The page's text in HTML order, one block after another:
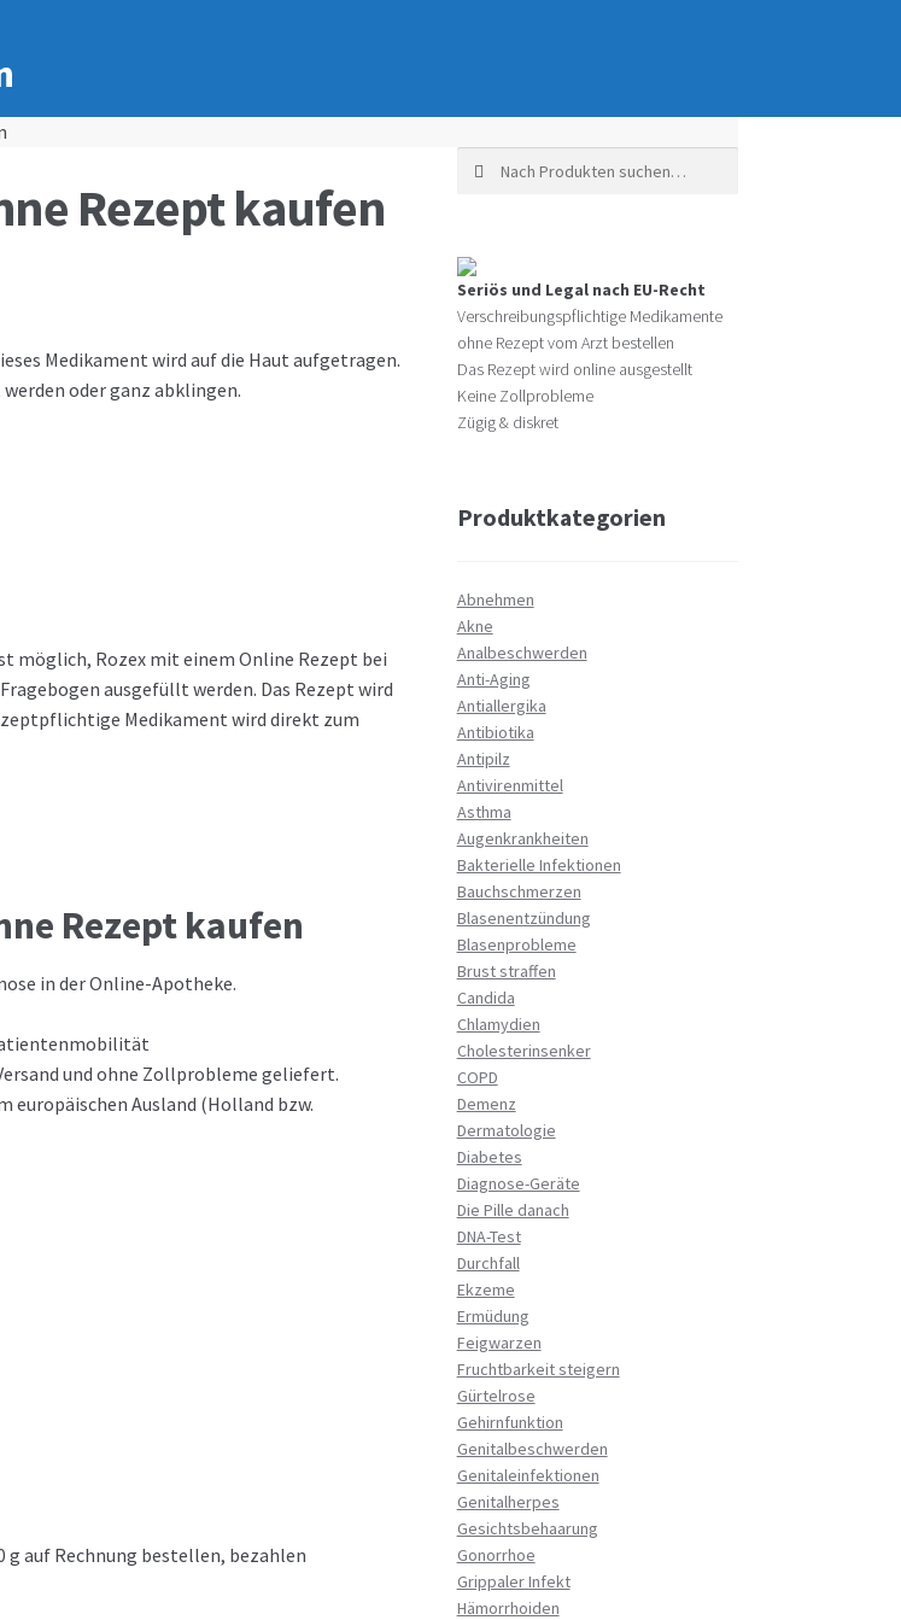
Rezept kaufen
Medikament wird auf die Haut aufgetragen.
oder ganz abklingen.
möglich, Rozex mit einem Online Rezept bei
ausgefüllt werden. Das Rezept wird
Medikament wird direkt zum
Rezept kaufen
in der Online-Apotheke.
und ohne Zollprobleme geliefert.
europäischen Ausland (Holland bzw.
g auf Rechnung bestellen, bezahlen
Suche nach:
Seriös und Legal nach EU-Recht
Verschreibungspflichtige Medikamente
ohne Rezept vom Arzt bestellen
Das Rezept wird online ausgestellt
Keine Zollprobleme
Zügig & diskret
Produktkategorien
Abnehmen
Akne
Analbeschwerden
Anti-Aging
Antiallergika
Antibiotika
Antipilz
Antivirenmittel
Asthma
Augenkrankheiten
Bakterielle Infektionen
Bauchschmerzen
Blasenentzündung
Blasenprobleme
Brust straffen
Candida
Chlamydien
Cholesterinsenker
COPD
Demenz
Dermatologie
Diabetes
Diagnose-Geräte
Die Pille danach
DNA-Test
Durchfall
Ekzeme
Ermüdung
Feigwarzen
Fruchtbarkeit steigern
Gürtelrose
Gehirnfunktion
Genitalbeschwerden
Genitaleinfektionen
Genitalherpes
Gesichtsbehaarung
Gonorrhoe
Grippaler Infekt
Hämorrhoiden